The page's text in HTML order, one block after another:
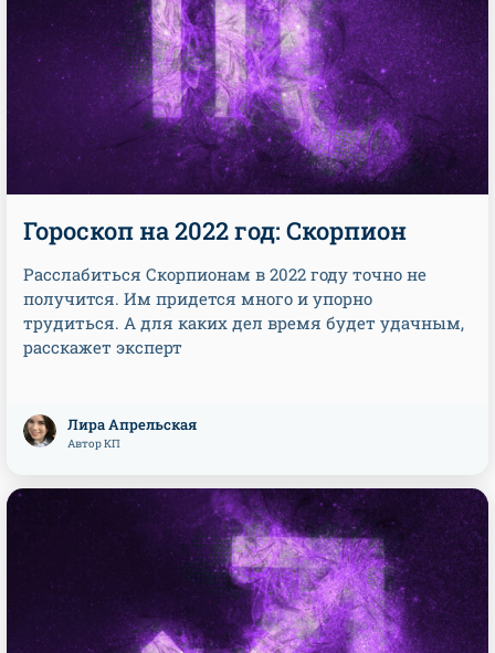
Гороскоп на 2022 год: Скорпион
Расслабиться Скорпионам в 2022 году точно не
получится. Им придется много и упорно
трудиться. А для каких дел время будет удачным,
расскажет эксперт
Лира Апрельская
Автор КП